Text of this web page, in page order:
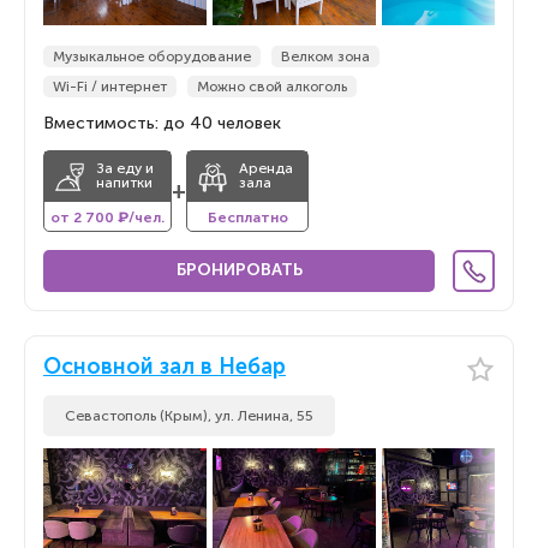
Музыкальное оборудование
Велком зона
Wi-Fi / интернет
Можно свой алкоголь
Вместимость: до 40 человек
За еду и
напитки
от 2 700 ₽/чел.
+
Аренда
зала
Бесплатно
БРОНИРОВАТЬ
Основной зал в Небар
Севастополь (Крым), ул. Ленина, 55